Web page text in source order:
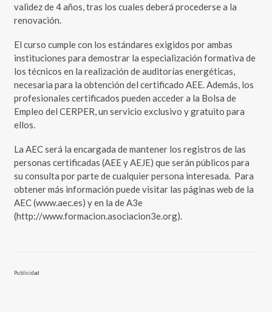
validez de 4 años, tras los cuales deberá procederse a la
renovación.
El curso cumple con los estándares exigidos por ambas
instituciones para demostrar la especialización formativa de
los técnicos en la realización de auditorías energéticas,
necesaria para la obtención del certificado AEE. Además, los
profesionales certificados pueden acceder a la Bolsa de
Empleo del CERPER, un servicio exclusivo y gratuito para
ellos.
La AEC será la encargada de mantener los registros de las
personas certificadas (AEE y AEJE) que serán públicos para
su consulta por parte de cualquier persona interesada. Para
obtener más información puede visitar las páginas web de la
AEC (www.aec.es) y en la de A3e
(http://www.formacion.asociacion3e.org).
Publicidad